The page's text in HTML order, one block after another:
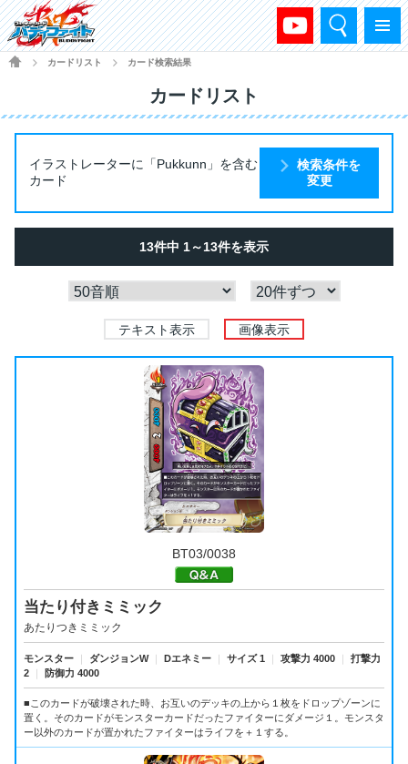
メニュー
検索
HOME
カードリスト カード検索結果
カードリスト
イラストレーターに「Pukkunn」を含む
カード
検索条件を
変更
13件中 1～13件を表示
テキスト表示 画像表示
BT03/0038
当たり付きミミック
あたりつきミミック
モンスター ｜ ダンジョンW ｜ Dエネミー ｜ サイズ 1 ｜ 攻撃力 4000 ｜
打撃力
2
｜ 防御力 4000
■このカードが破壊された時、お互いのデッキの上から１枚をドロップゾーンに
置く。そのカードがモンスターカードだったファイターにダメージ１。モンスタ
ー以外のカードが置かれたファイターはライフを＋１する。